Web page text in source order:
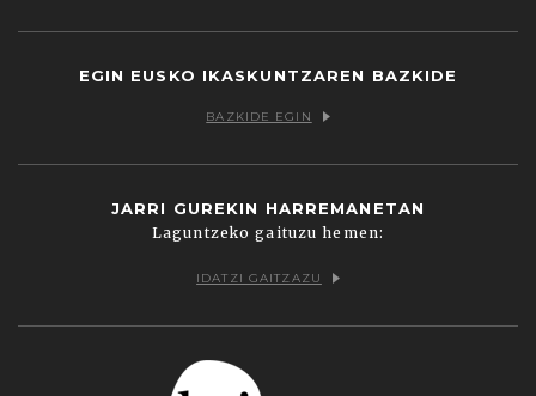
EGIN EUSKO IKASKUNTZAREN BAZKIDE
BAZKIDE EGIN
JARRI GUREKIN HARREMANETAN
Laguntzeko gaituzu hemen:
IDATZI GAITZAZU